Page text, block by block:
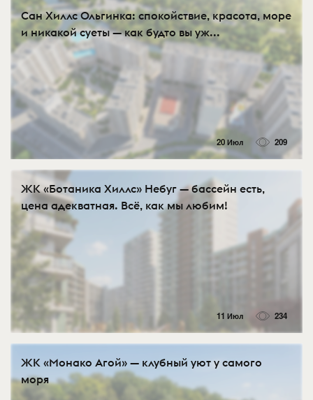
Сан Хиллс Ольгинка: спокойствие, красота, море
и никакой суеты — как будто вы уж...
20 Июл 209
ЖК «Ботаника Хиллс» Небуг — бассейн есть,
цена адекватная. Всё, как мы любим!
11 Июл 234
ЖК «Монако Агой» — клубный уют у самого
моря